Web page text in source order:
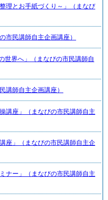
理とお手紙づくり～」（まなび
市民講師自主企画講座）
世界へ」（まなびの市民講師自
講師自主企画講座）
講座」（まなびの市民講師自主
座」（まなびの市民講師自主企
ナー」（まなびの市民講師自主